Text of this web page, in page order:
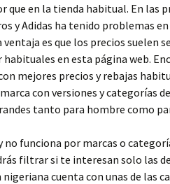
que en la tienda habitual. En las
y Adidas ha tenido problemas en
es que los precios suelen
en esta página web.
mejores precios y rebajas
con versiones y categorías de
tanto para hombre como
funciona por marcas o
filtrar si te interesan solo las
cuenta con unas de las